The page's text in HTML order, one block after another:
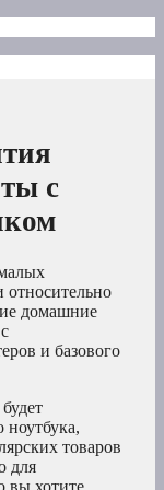
с
относительно
домашние
и базового
ноутбука,
товаров
для